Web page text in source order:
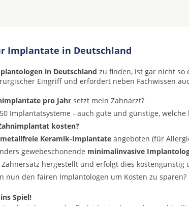
Implantate in Deutschland
in Deutschland zu finden, ist gar nicht so
Eingriff und erfordert neben Fachwissen
pro Jahr setzt mein Zahnarzt?
Implantatsysteme - auch gute und günstige, welche
kosten?
metallfreie Keramik-Implantate angeboten (für
gewebeschonende minimalinvasive
hergestellt und erfolgt dies kostengünstig
nun den fairen Implantologen um Kosten zu sparen?
Spiel!